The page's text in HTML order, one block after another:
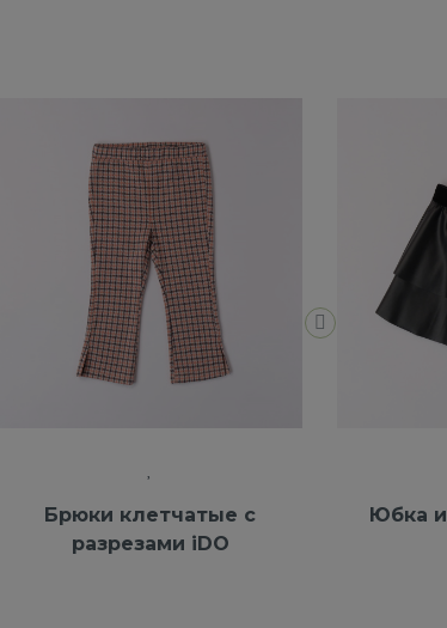
Брюки клетчатые с
разрезами iDO
Юбка